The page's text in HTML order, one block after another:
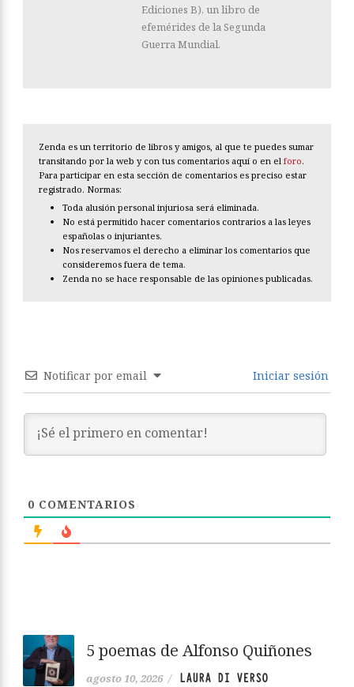
Ediciones B), un libro de
efemérides de la Segunda
Guerra Mundial.
Zenda es un territorio de libros y amigos, al que te puedes sumar
transitando por la web y con tus comentarios aquí o en el foro.
Para participar en esta sección de comentarios es preciso estar
registrado. Normas:
Toda alusión personal injuriosa será eliminada.
No está permitido hacer comentarios contrarios a las leyes
españolas o injuriantes.
Nos reservamos el derecho a eliminar los comentarios que
consideremos fuera de tema.
Zenda no se hace responsable de las opiniones publicadas.
Notificar por email Iniciar sesión
0 COMENTARIOS
5 poemas de Alfonso Quiñones
agosto 10, 2026 / LAURA DI VERSO